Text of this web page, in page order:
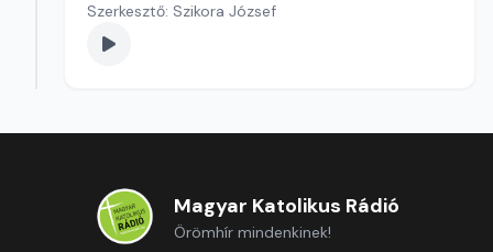
Szerkesztő: Szikora József
Magyar Katolikus Rádió
Örömhír mindenkinek!